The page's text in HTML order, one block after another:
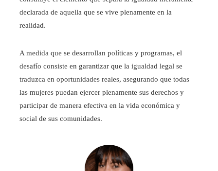
declarada de aquella que se vive plenamente en la
realidad.
A medida que se desarrollan políticas y programas, el
desafío consiste en garantizar que la igualdad legal se
traduzca en oportunidades reales, asegurando que todas
las mujeres puedan ejercer plenamente sus derechos y
participar de manera efectiva en la vida económica y
social de sus comunidades.